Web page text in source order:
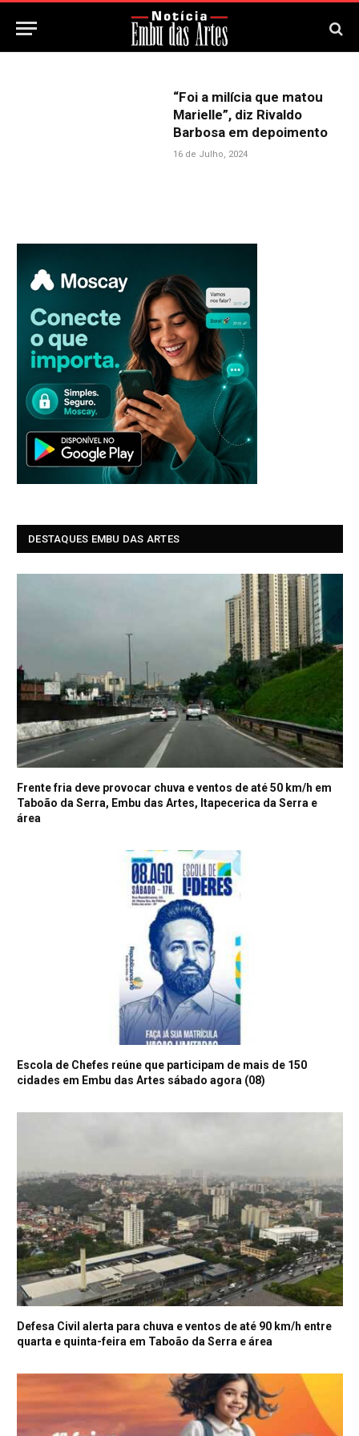
“Foi a milícia que matou
Marielle”, diz Rivaldo
Barbosa em depoimento
16 de Julho, 2024
DESTAQUES EMBU DAS ARTES
Frente fria deve provocar chuva e ventos de até 50 km/h em
Taboão da Serra, Embu das Artes, Itapecerica da Serra e
área
Escola de Chefes reúne que participam de mais de 150
cidades em Embu das Artes sábado agora (08)
Defesa Civil alerta para chuva e ventos de até 90 km/h entre
quarta e quinta-feira em Taboão da Serra e área